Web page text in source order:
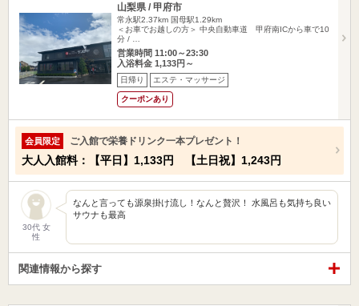
山梨県 / 甲府市
常永駅2.37km 国母駅1.29km
＜お車でお越しの方＞ 中央自動車道 甲府南ICから車で10
分 / …
営業時間 11:00～23:30
入浴料金 1,133円～
日帰り エステ・マッサージ
クーポンあり
会員限定 ご入館で栄養ドリンク一本プレゼント！
大人入館料：【平日】1,133円 【土日祝】1,243円
30代 女
性
なんと言っても源泉掛け流し！なんと贅沢！ 水風呂も気持ち良い
サウナも最高
関連情報から探す